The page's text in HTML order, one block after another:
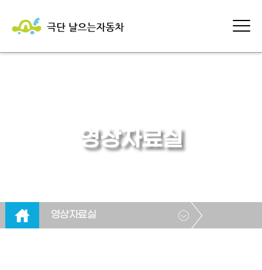
영상자료실
영상자료실